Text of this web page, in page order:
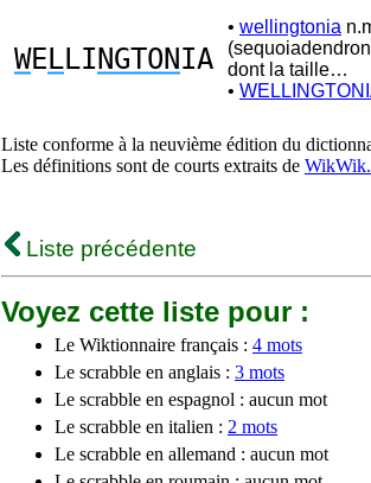
WE LLI NGTONIA
• wellingtonia
dont la taille…
•
Liste conforme à la neuvième édition du
Les définitions sont de courts extraits de
Liste précédente
Voyez cette liste pour :
Le Wiktionnaire français : 4 mots
Le scrabble en anglais : 3 mots
Le scrabble en espagnol : aucun mot
Le scrabble en italien : 2 mots
Le scrabble en allemand : aucun mot